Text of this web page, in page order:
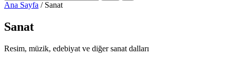
Ana Sayfa / Sanat
Sanat
Resim, müzik, edebiyat ve diğer sanat dalları